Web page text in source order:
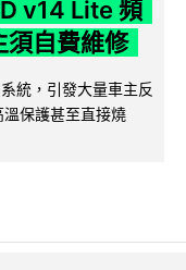
v14 Lite 頻
須自費維修
統，引發大量車主反
保護甚至直接燒